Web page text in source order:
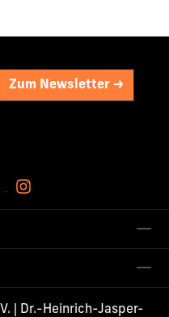
Zum Newsletter ->
| Dr.-Heinrich-Jasper-